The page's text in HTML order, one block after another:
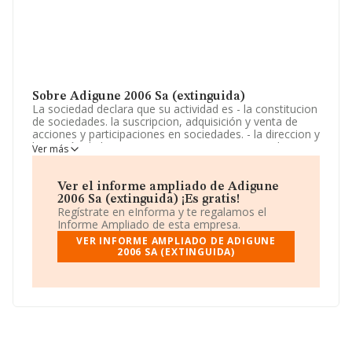
Sobre Adigune 2006 Sa (extinguida)
La sociedad declara que su actividad es - la constitucion
de sociedades. la suscripcion, adquisición y venta de
acciones y participaciones en sociedades. - la direccion y
la gestión de las acciones o participaciones que la
sociedad mantenga en sociedades, así. La empresa es
como '%cnae%', código 6421. No realiza actividad de
importación y/o exportación.
Su teléfono es 943740600 y la dirección de correo es
financiero@etxe-tar.com.
La compañíaAdigune 2006 S.A (extinguida), con
domicilio social establecido en Barrio San Antolin núm.
Ver más
Ver el informe ampliado de Adigune
2006 Sa (extinguida) ¡Es gratis!
Regístrate en eInforma y te regalamos el
Informe Ampliado de esta empresa.
VER INFORME AMPLIADO DE ADIGUNE
2006 SA (EXTINGUIDA)